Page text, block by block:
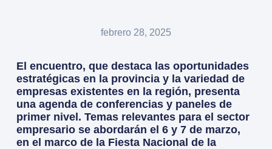
febrero 28, 2025
El encuentro, que destaca las oportunidades
estratégicas en la provincia y la variedad de
empresas existentes en la región, presenta
una agenda de conferencias y paneles de
primer nivel. Temas relevantes para el sector
empresario se abordarán el 6 y 7 de marzo,
en el marco de la Fiesta Nacional de la